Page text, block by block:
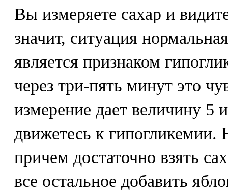
Вы измеряете сахар и
значит, ситуация
является признаком
через три-пять минут это
измерение дает величину 5
движетесь к гипогликемии.
причем достаточно взять
все остальное добавить